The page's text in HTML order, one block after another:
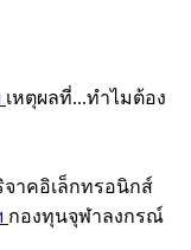
เหตุผลที่...ทำไมต้อง
จาคอิเล็กทรอนิกส์
กองทุนจุฬาลงกรณ์